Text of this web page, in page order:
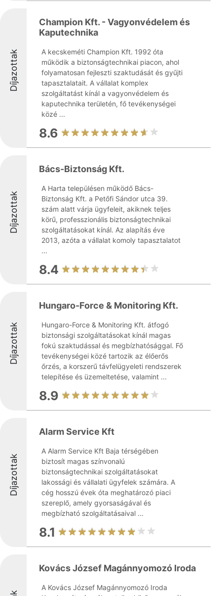
Díjazottak
Champion Kft. - Vagyonvédelem és
Kaputechnika
A kecskeméti Champion Kft. 1992 óta
működik a biztonságtechnikai piacon, ahol
folyamatosan fejleszti szaktudását és gyűjti
tapasztalatait. A vállalat komplex
szolgáltatást kínál a vagyonvédelem és
kaputechnika területén, fő tevékenységei
közé ...
8.6
Díjazottak
Bács-Biztonság Kft.
A Harta településen működő Bács-
Biztonság Kft. a Petőfi Sándor utca 39.
szám alatt várja ügyfeleit, akiknek teljes
körű, professzionális biztonságtechnikai
szolgáltatásokat kínál. Az alapítás éve
2013, azóta a vállalat komoly tapasztalatot
...
8.4
Díjazottak
Hungaro-Force & Monitoring Kft.
Hungaro-Force & Monitoring Kft. átfogó
biztonsági szolgáltatásokat kínál magas
fokú szaktudással és megbízhatósággal. Fő
tevékenységei közé tartozik az élőerős
őrzés, a korszerű távfelügyeleti rendszerek
telepítése és üzemeltetése, valamint ...
8.9
Díjazottak
Alarm Service Kft
A Alarm Service Kft Baja térségében
biztosít magas színvonalú
biztonságtechnikai szolgáltatásokat
lakossági és vállalati ügyfelek számára. A
cég hosszú évek óta meghatározó piaci
szereplő, amely gyorsaságával és
megbízható szolgáltatásaival ...
8.1
Kovács József Magánnyomozó Iroda
A Kovács József Magánnyomozó Iroda